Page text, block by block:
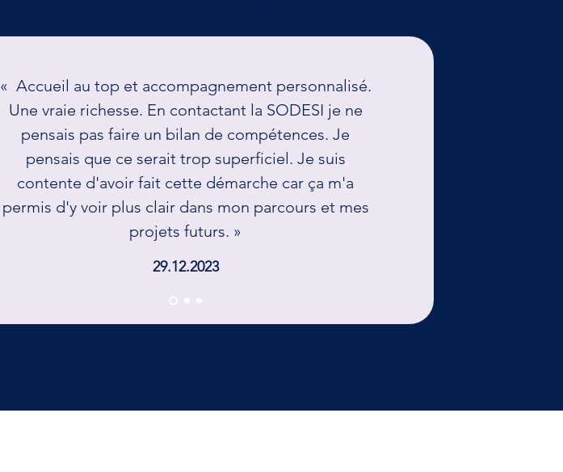
« Accueil au top et accompagnement personnalisé.
Une vraie richesse. En contactant la SODESI je ne
pensais pas faire un bilan de compétences. Je
pensais que ce serait trop superficiel. Je suis
contente d'avoir fait cette démarche car ça m'a
permis d'y voir plus clair dans mon parcours et mes
projets futurs. »
29.12.2023